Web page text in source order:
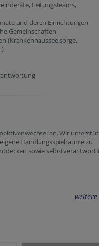
Leitungsteams,
und deren Einrichtungen
Gemeinschaften
(Krankenhausseelsorge,
an. Wir
Handlungsspielräume zu
sowie
weitere